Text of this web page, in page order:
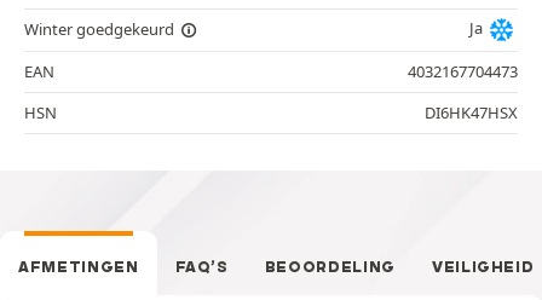
Winter goedgekeurd
Ja
EAN
4032167704473
HSN
DI6HK47HSX
AFMETINGEN FAQ’S BEOORDELING VEILIGHEID